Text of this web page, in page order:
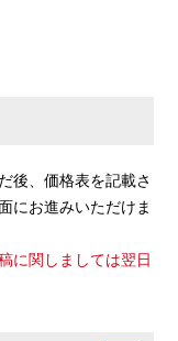
後、価格表を記載さ
にお進みいただけま
に関しましては翌日